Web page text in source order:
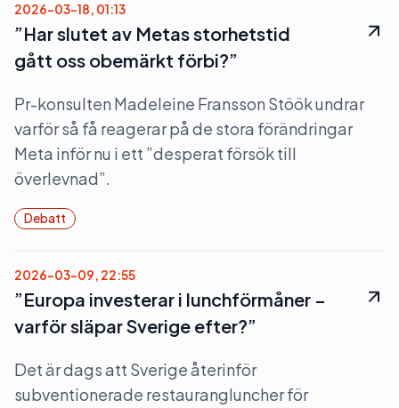
2026-03-18, 01:13
”Har slutet av Metas storhetstid
gått oss obemärkt förbi?”
Pr-konsulten Madeleine Fransson Stöök undrar
varför så få reagerar på de stora förändringar
Meta inför nu i ett ”desperat försök till
överlevnad”.
Debatt
2026-03-09, 22:55
”Europa investerar i lunchförmåner –
varför släpar Sverige efter?”
Det är dags att Sverige återinför
subventionerade restaurangluncher för